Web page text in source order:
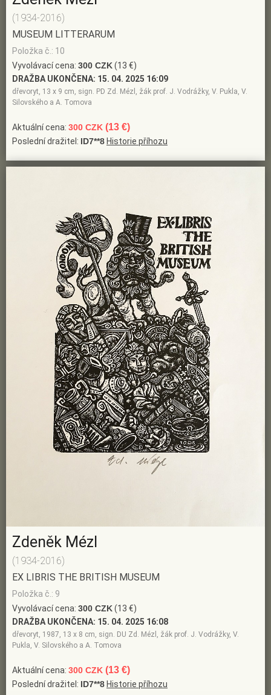
(1934-2016)
MUSEUM LITTERARUM
Položka č.: 10
Vyvolávací cena: 300 CZK(13 €)
DRAŽBA UKONČENA: 15. 04. 2025 16:09
dřevoryt, 13 x 9 cm, sign. PD Zd. Mézl, žák prof. J. Vodrážky, V. Pukla, V.
Silovského a A. Tomova
Aktuální cena: 300 CZK (13 €)
Poslední dražitel: ID7**8 Historie příhozu
Zdeněk Mézl
(1934-2016)
EX LIBRIS THE BRITISH MUSEUM
Položka č.: 9
Vyvolávací cena: 300 CZK(13 €)
DRAŽBA UKONČENA: 15. 04. 2025 16:08
dřevoryt, 1987, 13 x 8 cm, sign. DU Zd. Mézl, žák prof. J. Vodrážky, V.
Pukla, V. Silovského a A. Tomova
Aktuální cena: 300 CZK (13 €)
Poslední dražitel: ID7**8 Historie příhozu